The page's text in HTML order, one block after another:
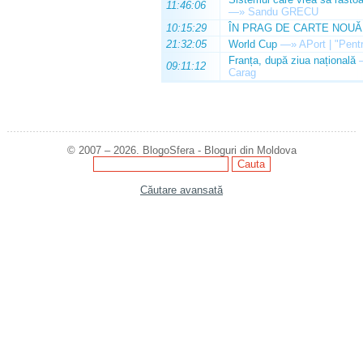
11:46:06
—» Sandu GRECU
10:15:29
ÎN PRAG DE CARTE NOUĂ
21:32:05
World Cup —» APort |
09:11:12
Franța, după ziua națională
Carag
© 2007 – 2026. BlogoSfera - Bloguri din Moldova
Căutare avansată